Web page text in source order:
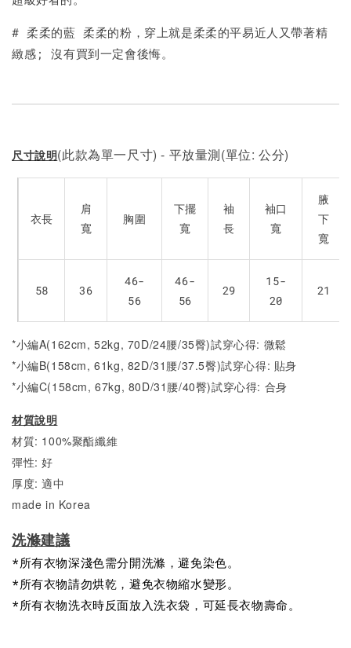
# 柔柔的藍 柔柔的粉，穿上就是柔柔的平易近人又帶著精
緻感; 沒有買到一定會後悔。
尺寸說明(此款為單一尺寸) - 平放量測(單位: 公分)
衣長
肩
寬
胸圍
下擺
寬
袖
長
袖口
寬
腋
下
寬
58 36
46-
56
46-
56
29
15-
20
21
*小編A(162cm, 52kg, 70D/24腰/35臀)試穿心得: 微鬆
*小編B(158cm, 61kg, 82D/31腰/37.5臀)試穿心得: 貼身
*小編C(158cm, 67kg, 80D/31腰/40臀)試穿心得: 合身
材質說明
材質: 100%聚酯纖維
彈性: 好
厚度: 適中
made in Korea
洗滌建議
*所有衣物深淺色需分開洗滌，避免染色。
*所有衣物請勿烘乾，避免衣物縮水變形。
*所有衣物洗衣時反面放入洗衣袋，可延長衣物壽命。